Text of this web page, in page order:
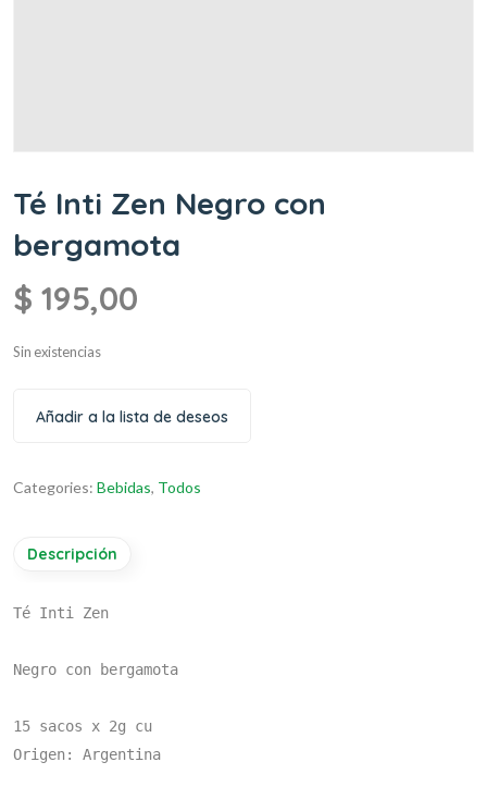
Té Inti Zen Negro con
bergamota
$ 195,00
Sin existencias
Añadir a la lista de deseos
Categories: Bebidas, Todos
Descripción
Té Inti Zen
Negro con bergamota
15 sacos x 2g cu
Origen: Argentina